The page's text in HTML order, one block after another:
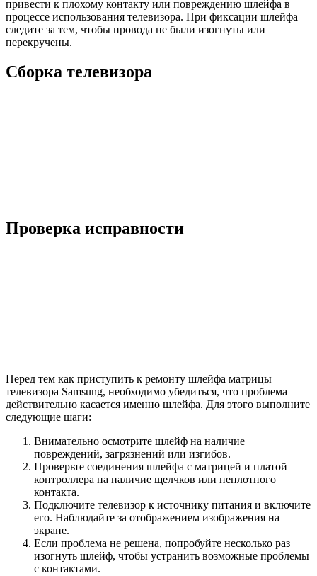
привести к плохому контакту или повреждению шлейфа в
процессе использования телевизора. При фиксации шлейфа
следите за тем, чтобы провода не были изогнуты или
перекручены.
Сборка телевизора
Проверка исправности
Перед тем как приступить к ремонту шлейфа матрицы
телевизора Samsung, необходимо убедиться, что проблема
действительно касается именно шлейфа. Для этого выполните
следующие шаги:
Внимательно осмотрите шлейф на наличие
повреждений, загрязнений или изгибов.
Проверьте соединения шлейфа с матрицей и платой
контроллера на наличие щелчков или неплотного
контакта.
Подключите телевизор к источнику питания и включите
его. Наблюдайте за отображением изображения на
экране.
Если проблема не решена, попробуйте несколько раз
изогнуть шлейф, чтобы устранить возможные проблемы
с контактами.